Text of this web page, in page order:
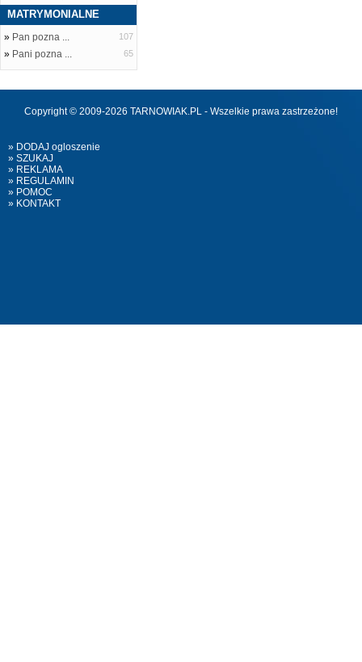
MATRYMONIALNE
» Pan pozna ... 107
» Pani pozna ... 65
Copyright © 2009-2026 TARNOWIAK.PL - Wszelkie prawa zastrzeżone!
» DODAJ ogloszenie
» SZUKAJ
» REKLAMA
» REGULAMIN
» POMOC
» KONTAKT